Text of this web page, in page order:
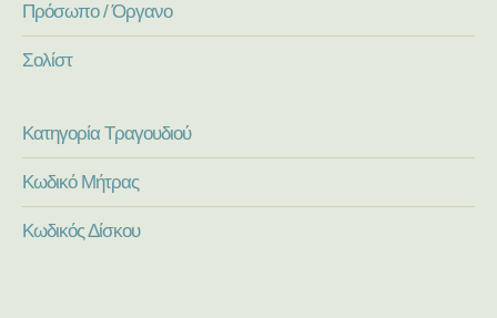
Πρόσωπο / Όργανο
Σολίστ
Κατηγορία Τραγουδιού
Κωδικό Μήτρας
Κωδικός Δίσκου